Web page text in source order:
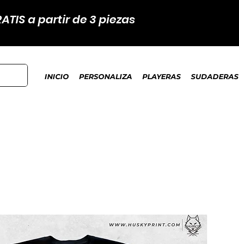
a partir de 3 piezas
INICIO PERSONALIZA PLAYERAS SUDADERAS